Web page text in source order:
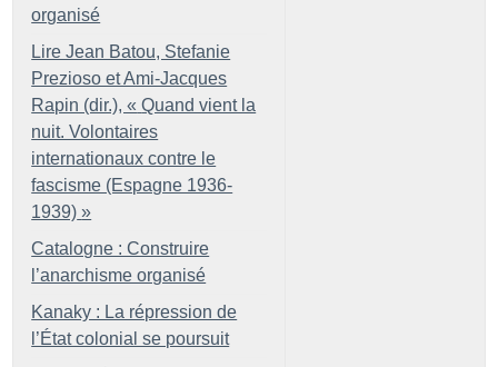
organisé
Lire Jean Batou, Stefanie
Prezioso et Ami-Jacques
Rapin (dir.), « Quand vient la
nuit. Volontaires
internationaux contre le
fascisme (Espagne 1936-
1939) »
Catalogne : Construire
l’anarchisme organisé
Kanaky : La répression de
l’État colonial se poursuit